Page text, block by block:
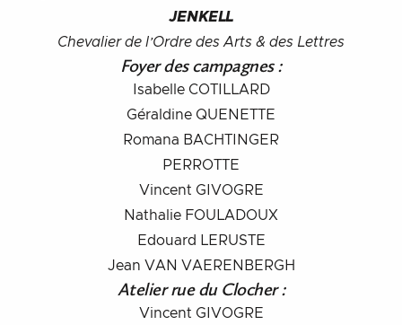
JENKELL
Chevalier de l’Ordre des Arts & des Lettres
Foyer des campagnes :
Isabelle COTILLARD
Géraldine QUENETTE
Romana BACHTINGER
PERROTTE
Vincent GIVOGRE
Nathalie FOULADOUX
Edouard LERUSTE
Jean VAN VAERENBERGH
Atelier rue du Clocher :
Vincent GIVOGRE